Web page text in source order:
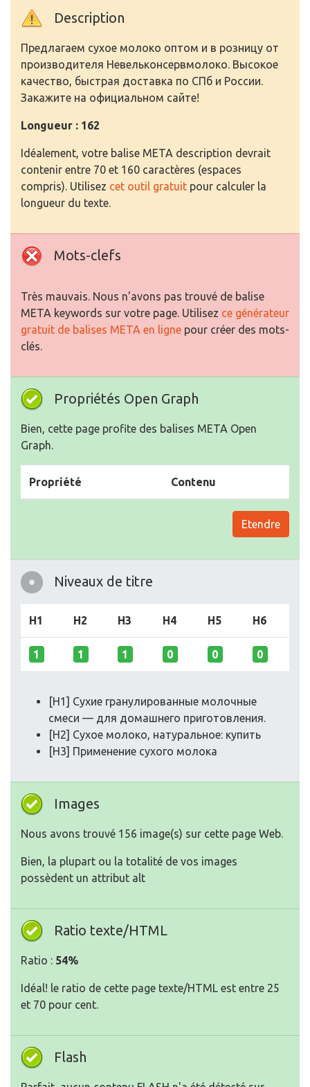
Description
Предлагаем сухое молоко оптом и в розницу от
производителя Невельконсервмолоко. Высокое
качество, быстрая доставка по СПб и России.
Закажите на официальном сайте!
Longueur : 162
Idéalement, votre balise META description devrait
contenir entre 70 et 160 caractères (espaces
compris). Utilisez cet outil gratuit pour calculer la
longueur du texte.
Mots-clefs
Très mauvais. Nous n'avons pas trouvé de balise
META keywords sur votre page. Utilisez ce générateur
gratuit de balises META en ligne pour créer des mots-
clés.
Propriétés Open Graph
Bien, cette page profite des balises META Open
Graph.
Propriété Contenu
Etendre
Niveaux de titre
H1 H2 H3 H4 H5 H6
1 1 1 0 0 0
[H1] Сухие гранулированные молочные
смеси — для домашнего приготовления.
[H2] Сухое молоко, натуральное: купить
[H3] Применение сухого молока
Images
Nous avons trouvé 156 image(s) sur cette page Web.
Bien, la plupart ou la totalité de vos images
possèdent un attribut alt
Ratio texte/HTML
Ratio : 54%
Idéal! le ratio de cette page texte/HTML est entre 25
et 70 pour cent.
Flash